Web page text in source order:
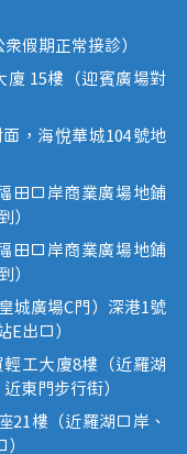
假期正常接診）
廈 15樓（迎賓廣場對
，海悅華城104號地
田口岸商業廣場地鋪
）
田口岸商業廣場地鋪
）
城廣場C門）深港1號
出口）
工大廈8樓（近羅湖
東門步行街）
21樓（近羅湖口岸、